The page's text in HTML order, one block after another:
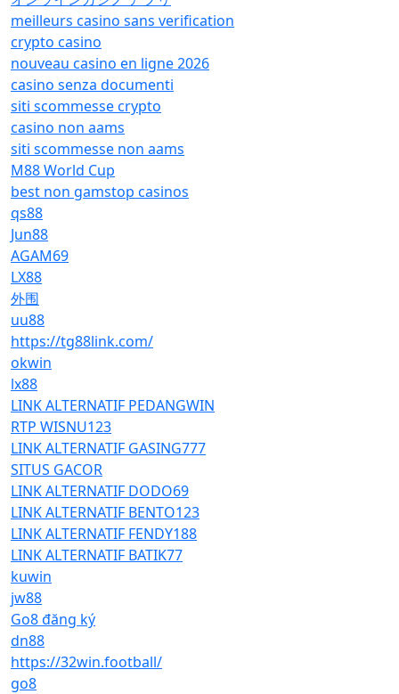
meilleurs casino sans verification
crypto casino
nouveau casino en ligne 2026
casino senza documenti
siti scommesse crypto
casino non aams
siti scommesse non aams
M88 World Cup
best non gamstop casinos
qs88
Jun88
AGAM69
LX88
外围
uu88
https://tg88link.com/
okwin
lx88
LINK ALTERNATIF PEDANGWIN
RTP WISNU123
LINK ALTERNATIF GASING777
SITUS GACOR
LINK ALTERNATIF DODO69
LINK ALTERNATIF BENTO123
LINK ALTERNATIF FENDY188
LINK ALTERNATIF BATIK77
kuwin
jw88
Go8 đăng ký
dn88
https://32win.football/
go8